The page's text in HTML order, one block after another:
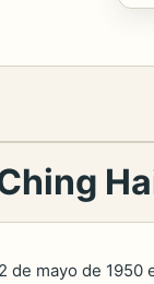
de mayo de